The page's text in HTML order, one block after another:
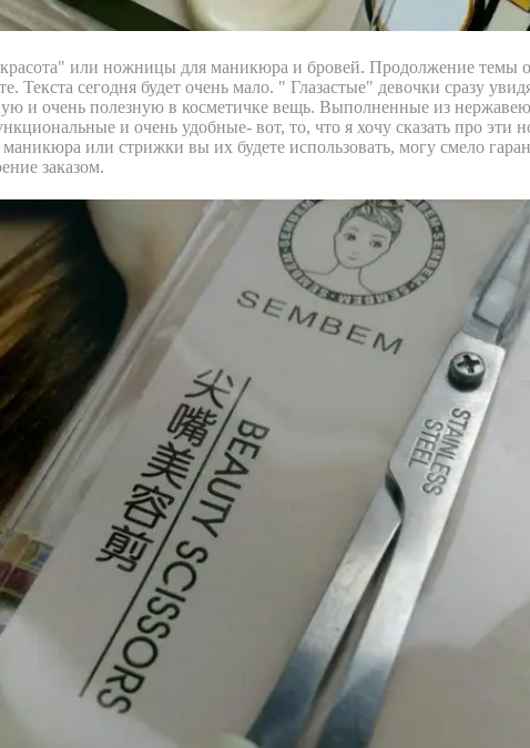
или ножницы для маникюра и бровей. Продолжение темы
Текста сегодня будет очень мало. " Глазастые" девочки сразу
и очень полезную в косметичке вещь. Выполненные из
и очень удобные- вот, то, что я хочу сказать про эти
или стрижки вы их будете использовать, могу смело
заказом.